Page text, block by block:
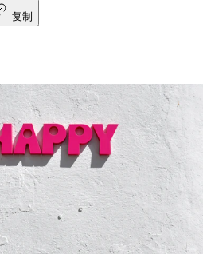
复制